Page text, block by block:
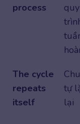
process
quy
The cycle
repeats
itself
tự
lại